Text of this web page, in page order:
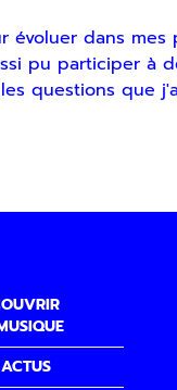
dans
pu participer à
questions que